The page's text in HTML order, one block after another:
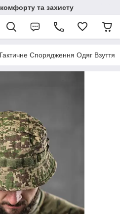
та захисту
Спорядження Одяг Взуття